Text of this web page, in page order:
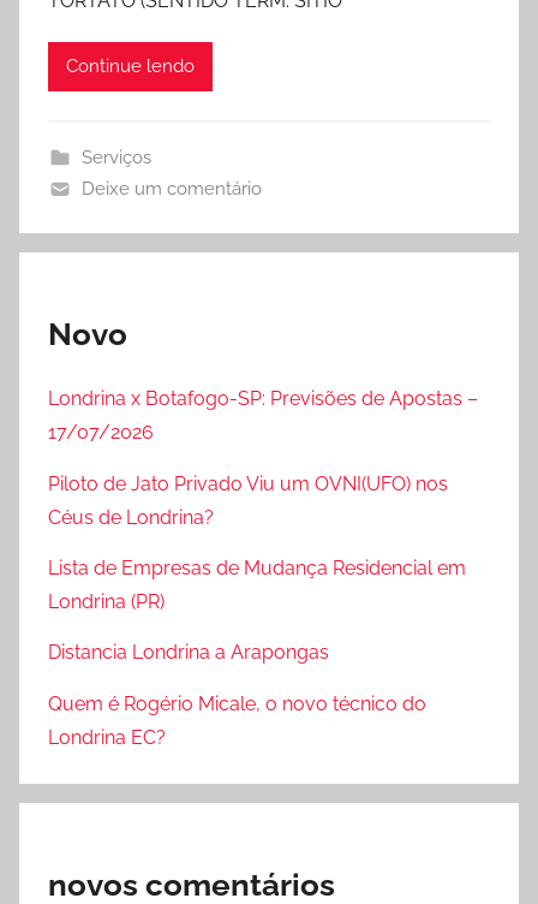
Continue lendo
Serviços
Deixe um comentário
Novo
Londrina x Botafogo-SP: Previsões de Apostas –
17/07/2026
Piloto de Jato Privado Viu um OVNI(UFO) nos
Céus de Londrina?
Lista de Empresas de Mudança Residencial em
Londrina (PR)
Distancia Londrina a Arapongas
Quem é Rogério Micale, o novo técnico do
Londrina EC?
novos comentários